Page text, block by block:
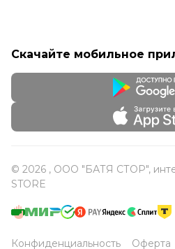
Скачайте мобильное
© 2026 , ООО "БАТЯ СТОР",
STORE
Конфиденциальность Оферта